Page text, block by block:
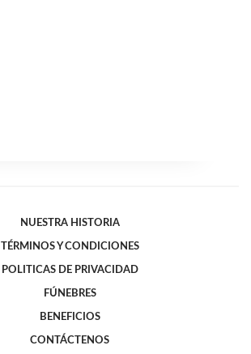
NUESTRA HISTORIA
TÉRMINOS Y CONDICIONES
POLITICAS DE PRIVACIDAD
FÚNEBRES
BENEFICIOS
CONTÁCTENOS